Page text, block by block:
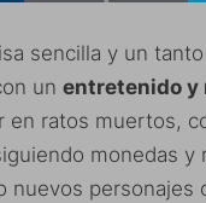
sencilla y un
un entretenido y
en ratos muertos,
monedas y
nuevos personajes